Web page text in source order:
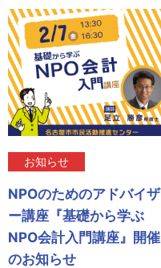
お知らせ
NPOのためのアドバイザ
ー講座『基礎から学ぶ
NPO会計入門講座』開催
のお知らせ